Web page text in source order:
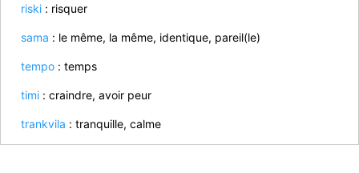
riski: risquer
sama : le même, la même, identique, pareil(le)
tempo: temps
timi: craindre, avoir peur
trankvila : tranquille, calme